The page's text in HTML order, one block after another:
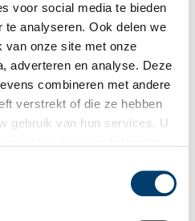
voor social media te bieden
analyseren. Ook delen we
van onze site met onze
adverteren en analyse. Deze
combineren met andere
verstrekt of die ze hebben
gebruik van hun services. U
weer Schiphol. De regering wil
bovenop helpen en de
rol bij gaan spelen. De
gaat daarom direct van start.
hoeveelheden puin, dichten
bommen onschadelijk. Ze
om passagiers en vracht
vliegtuig al op Schiphol. Dat is